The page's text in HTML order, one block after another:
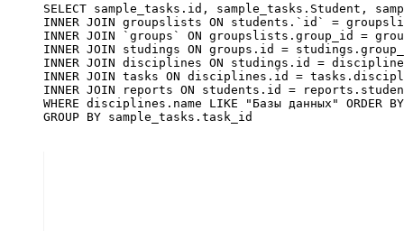
SELECT sample_tasks.id, sample_tasks.Student,
INNER JOIN groupslists ON students.`id` =
INNER JOIN `groups` ON groupslists.group_id =
INNER JOIN studings ON groups.id =
INNER JOIN disciplines ON studings.id =
INNER JOIN tasks ON disciplines.id =
INNER JOIN reports ON students.id =
WHERE disciplines.name LIKE "Базы данных" ORDER
GROUP BY sample_tasks.task_id